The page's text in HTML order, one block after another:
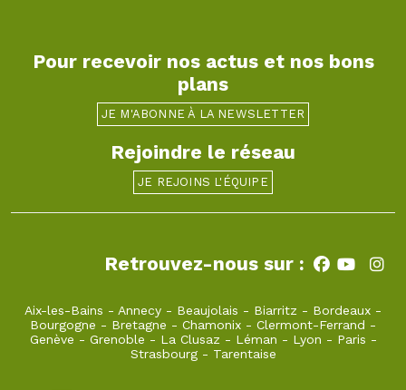
Pour recevoir nos actus et nos bons
plans
JE M'ABONNE À LA NEWSLETTER
Rejoindre le réseau
JE REJOINS L'ÉQUIPE
Retrouvez-nous sur :
Aix-les-Bains - Annecy - Beaujolais - Biarritz - Bordeaux -
Bourgogne - Bretagne - Chamonix - Clermont-Ferrand -
Genève - Grenoble - La Clusaz - Léman - Lyon - Paris -
Strasbourg- Tarentaise